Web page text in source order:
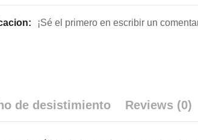
¡Sé el primero en escribir un
de desistimiento Reviews (0)